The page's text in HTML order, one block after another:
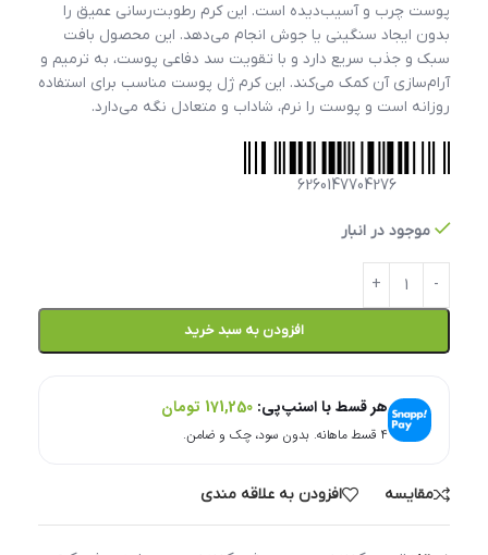
پوست چرب و آسیب‌دیده است. این کرم رطوبت‌رسانی عمیق را
بدون ایجاد سنگینی یا جوش انجام می‌دهد. این محصول بافت
سبک و جذب سریع دارد و با تقویت سد دفاعی پوست، به ترمیم و
آرام‌سازی آن کمک می‌کند. این کرم ژل پوست مناسب برای استفاده
روزانه است و پوست را نرم، شاداب و متعادل نگه می‌دارد.
6260147704276
موجود در انبار
افزودن به سبد خرید
هر قسط با اسنپ‌پی: 171,250 تومان
۴ قسط ماهانه. بدون سود، چک و ضامن.
مقایسه افزودن به علاقه مندی